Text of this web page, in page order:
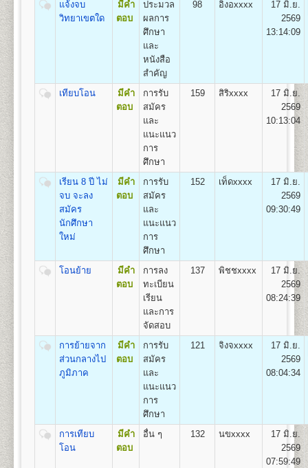
1
กลุ่มวิชาเอกการปกครอง (Plan A),
2. กลุ่มวิชาเอกความสัมพันธ์ระหว่างประเทศ (Plan B)
3. และกลุ่มวิชาเอกการบริหารรัฐกิจ (Plan C)
คณะเศรษฐศาสตร์
เปิดสอนระดับปริญญาตรี
หลักสูตร 4 ปี จำนวน 137
เศรษฐศาสตรบัณฑิต (ศ.บ.) Bachelor of
เศรษฐศาสตร์ทฤษฎีและเชิงปริมาณ
เศรษฐศาสตร์ธุรกิจและอุตสาหกรรม เศรษฐศาสตร์การ
เงินและการบริหารความเสี่ยง เศรษฐศาสตร์การคลังและ
การพัฒนา เศรษฐศาสตร์ระหว่างประเทศและโลกาภิวัตน์
และเศรษฐศาสตร์การเกษตร
คณะสื่อสารมวลชน
เปิดสอนระดับปริญญาตรี
หลักสูตร 4 ปี จำนวน 144
ศิลปศาสตรบัณฑิต (สื่อสารมวลชน) ศศ.บ.
(สื่อสารมวลชน) Bachelor of Arts (Mass
Communication) B.A. (Mass Communication)
เปิดสอน1สาขาวิชาคือ สาขาวิชาสื่อสารมวลชน
คณะพัฒนาทรัพยากรมนุษย์
หลักสูตร 4 ปี จำนวน 132
หน่วยกิต
ชื่อปริญญาศิลปศาสตรบัณฑิต(การพัฒนาทรัพยากร
มนุษย์) ศ.ศ.บ.(การพัฒนาทรัพยากรมนุษย์) Bachelor of
ประวัตินักศึกษาใหม่ (ม.ร.๒๕) สำ หรับแผ่นระบายให้ใส่
๕. เอกสารอื่นๆ(ถ้ามี) กรณี
มีการเปลี่ยนชื่อตัว-นามสกุล ให้เย็บติดคู่กับสำเนาวุฒิบัตร
ห้องประชุมใหญ่
อาคารหอประชุม
พ่อขุนรามคำแหงมหาราช
- ตรวจหลักฐานการสมัค
- ออกเลขรหัสประจำ ตัว
- แนะนำ การติดสติ๊กเกอ
- เลือกกระบวนวิชาลงท
โดยดูกระบวนวิชาชั้นปี
*(กรณีผู้ใช้ม.ร.๓๖, ม.ร.๓
ห้องศักดิ์ ผาสุขนิรันด์
อาคารหอประชุมพ่อขุนรามคำแหง
- ชำระเงินค่าธรรมเนีย
(ดูรายละเอียดหน้า ๑๓
เมื่อเสร็จสิ้นขั้นตอนการรับสมัครเป็นนักศึกษาใหม่แล้ว ผู้
สมัครจะได้รับเอกสารกลับไป ดังนี้
๑. ใบเสร็จรับเงินลงทะเบียนนักศึกษาใหม่
๒. ใบนัดรับบัตรประจำ ตัวนักศึกษา
๓. หนังสือปฐมนิเทศนักศึกษา
อัตราค่าธรรมเนียมการศึกษา ค่าลง
ทะเบียนเรียนและค่าบำรุงการศึกษา
1. ค่าลงทะเบียนเรียนเป็นรายหน่วยกิตๆ ละ
2. ค่าบัตรประจำตัวผู้เข้าศึกษา
3. ค่าธรรมเนียมแรกเข้าศึกษา
4. ค่าขึ้นทะเบียนผู้เข้าศึกษา
5. ค่าสมาชิกหนังสือพิมพ์ข่าวรามคำแหง
6. ค่าบำรุงมหาวิทยาลัย ภาคปกติ
แจ้งจบ
วิทยาเขตใด
มีคำ
ตอบ
ประมวล
ผลการ
ศึกษา
และ
หนังสือ
สำคัญ
98 อิงอxxxx
17 มิ.ย.
2569
13:14:09
เทียบโอน
มีคำ
ตอบ
การรับ
สมัคร
และ
แนะแนว
การ
ศึกษา
159 สิริxxxx
17 มิ.ย.
2569
10:13:04
เรียน 8 ปี ไม่
จบ จะลง
สมัคร
นักศึกษา
ใหม่
มีคำ
ตอบ
การรับ
สมัคร
และ
แนะแนว
การ
ศึกษา
152 เท็ดxxxx
17 มิ.ย.
2569
09:30:49
โอนย้าย
มีคำ
ตอบ
การลง
ทะเบียน
เรียน
และการ
จัดสอบ
137 พิชชxxxx
17 มิ.ย.
2569
08:24:39
การย้ายจาก
ส่วนกลางไป
ภูมิภาค
มีคำ
ตอบ
การรับ
สมัคร
และ
แนะแนว
การ
ศึกษา
121 จิงจxxxx
17 มิ.ย.
2569
08:04:34
การเทียบ
โอน
มีคำ
ตอบ
อื่น ๆ 132 นขxxxx
17 มิ.ย.
2569
07:59:49